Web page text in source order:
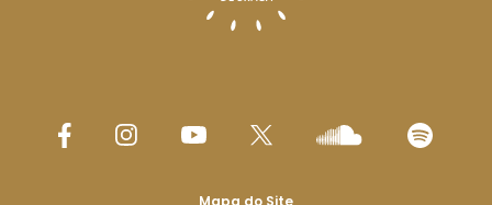
Mapa do Site